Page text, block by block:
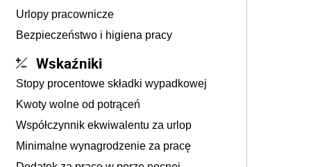
Urlopy pracownicze
Bezpieczeństwo i higiena pracy
Wskaźniki
Stopy procentowe składki wypadkowej
Kwoty wolne od potrąceń
Współczynnik ekwiwalentu za urlop
Minimalne wynagrodzenie za pracę